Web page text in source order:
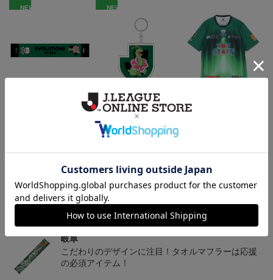
NEW
FC岐阜 メガニウム タ
NEW
FC岐阜 メガニウム キ
ーホルダー
1,100円
クユニフォーム半袖 FP1s
13,900円～18,300円
岐阜
チームマスコットグッズは、サポーターやファン必
見！今すぐチェックしてみてください！
岐阜
こだわりのデザインに注目！タオルマフラーは応援
の必須アイテム！